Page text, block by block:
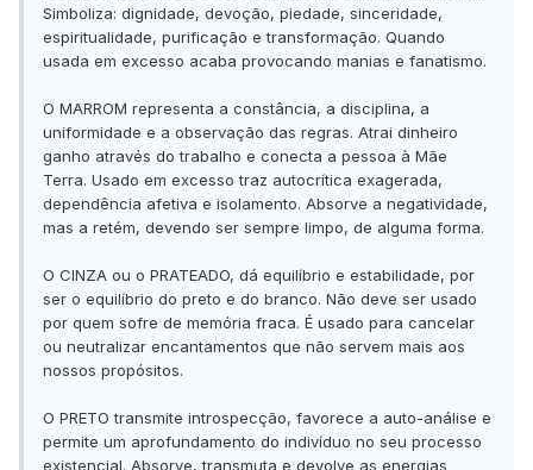
Simboliza: dignidade, devoção, piedade, sinceridade,
espiritualidade, purificação e transformação. Quando
usada em excesso acaba provocando manias e fanatismo.
O MARROM representa a constância, a disciplina, a
uniformidade e a observação das regras. Atrai dinheiro
ganho através do trabalho e conecta a pessoa à Mãe
Terra. Usado em excesso traz autocrítica exagerada,
dependência afetiva e isolamento. Absorve a negatividade,
mas a retém, devendo ser sempre limpo, de alguma forma.
O CINZA ou o PRATEADO, dá equilíbrio e estabilidade, por
ser o equilíbrio do preto e do branco. Não deve ser usado
por quem sofre de memória fraca. É usado para cancelar
ou neutralizar encantamentos que não servem mais aos
nossos propósitos.
O PRETO transmite introspecção, favorece a auto-análise e
permite um aprofundamento do indivíduo no seu processo
existencial. Absorve, transmuta e devolve as energias